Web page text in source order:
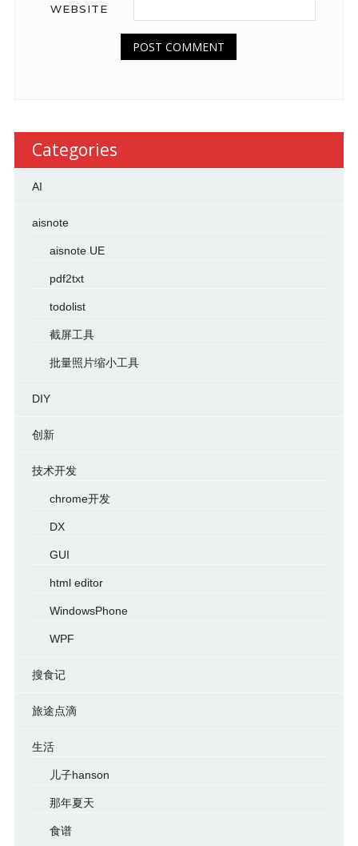
WEBSITE
Categories
AI
aisnote
aisnote UE
pdf2txt
todolist
截屏工具
批量照片缩小工具
DIY
创新
技术开发
chrome开发
DX
GUI
html editor
WindowsPhone
WPF
搜食记
旅途点滴
生活
儿子hanson
那年夏天
食谱